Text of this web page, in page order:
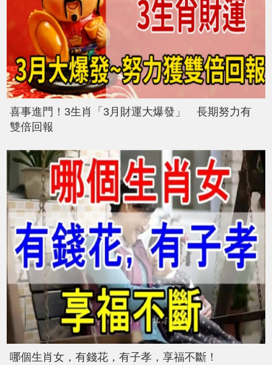
喜事進門！3生肖「3月財運大爆發」 長期努力有
雙倍回報
哪個生肖女，有錢花，有子孝，享福不斷！